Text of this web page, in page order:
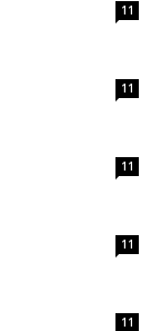
11
11
11
11
11